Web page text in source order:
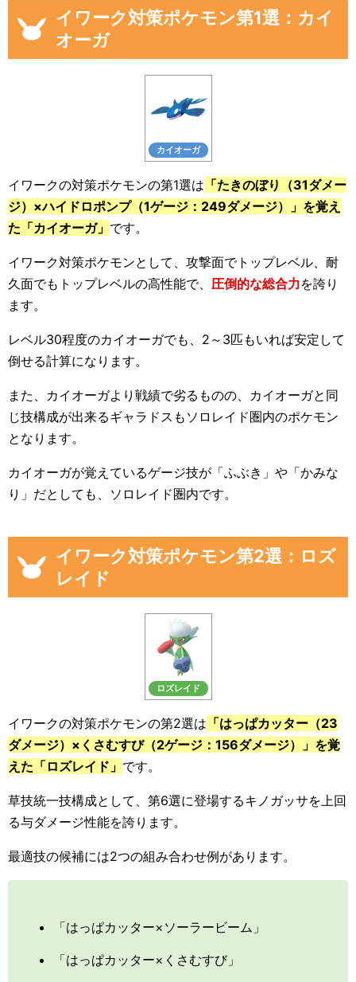
イワーク対策ポケモン第1選：カイ
オーガ
カイオーガ
イワークの対策ポケモンの第1選は 「たきのぼり（31ダメー
ジ）×ハイドロポンプ（1ゲージ：249ダメージ）」を覚え
た「カイオーガ」 です。
イワーク対策ポケモンとして、攻撃面でトップレベル、耐
久面でもトップレベルの高性能で、 圧倒的な総合力を誇り
ます。
レベル30程度のカイオーガでも、2～3匹もいれば安定して
倒せる計算になります。
また、カイオーガより戦績で劣るものの、カイオーガと同
じ技構成が出来るギャラドスもソロレイド圏内のポケモン
となります。
カイオーガが覚えているゲージ技が「ふぶき」や「かみな
り」だとしても、ソロレイド圏内です。
イワーク対策ポケモン第2選：ロズ
レイド
ロズレイド
イワークの対策ポケモンの第2選は 「はっぱカッター（23
ダメージ）×くさむすび（2ゲージ：156ダメージ）」を覚
えた「ロズレイド」 です。
草技統一技構成として、第6選に登場するキノガッサを上回
る与ダメージ性能を誇ります。
最適技の候補には2つの組み合わせ例があります。
「はっぱカッター×ソーラービーム」
「はっぱカッター×くさむすび」